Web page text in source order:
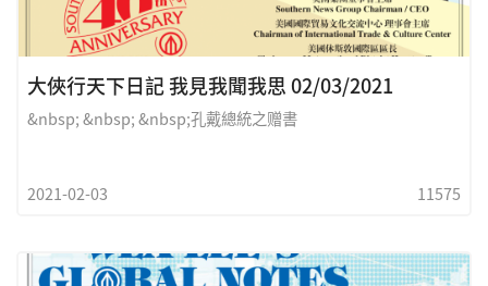
大俠行天下日記 我見我聞我思 02/03/2021
&nbsp; &nbsp; &nbsp;孔戴總統之赠書
2021-02-03 11575